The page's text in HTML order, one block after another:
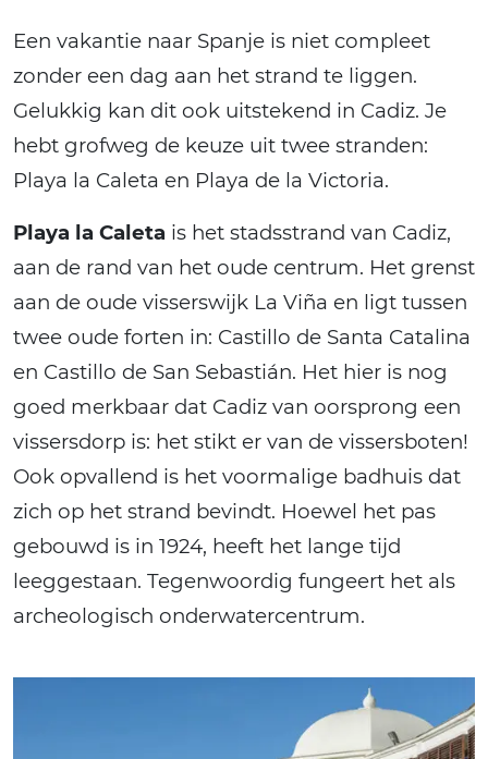
Een vakantie naar Spanje is niet compleet
zonder een dag aan het strand te liggen.
Gelukkig kan dit ook uitstekend in Cadiz. Je
hebt grofweg de keuze uit twee stranden:
Playa la Caleta en Playa de la Victoria.
Playa la Caleta is het stadsstrand van Cadiz,
aan de rand van het oude centrum. Het grenst
aan de oude visserswijk La Viña en ligt tussen
twee oude forten in: Castillo de Santa Catalina
en Castillo de San Sebastián. Het hier is nog
goed merkbaar dat Cadiz van oorsprong een
vissersdorp is: het stikt er van de vissersboten!
Ook opvallend is het voormalige badhuis dat
zich op het strand bevindt. Hoewel het pas
gebouwd is in 1924, heeft het lange tijd
leeggestaan. Tegenwoordig fungeert het als
archeologisch onderwatercentrum.